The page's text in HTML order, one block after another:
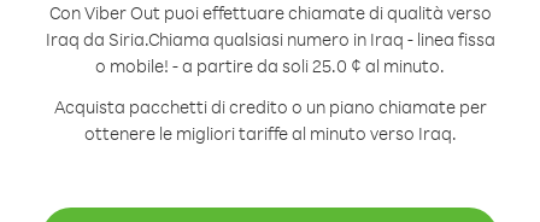
Con Viber Out puoi effettuare chiamate di qualità verso
Iraq da Siria.Chiama qualsiasi numero in Iraq - linea fissa
o mobile! - a partire da soli 25.0 ¢ al minuto.
Acquista pacchetti di credito o un piano chiamate per
ottenere le migliori tariffe al minuto verso Iraq.